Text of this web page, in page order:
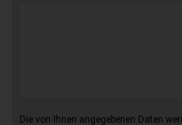
Die von Ihnen angegebenen Daten